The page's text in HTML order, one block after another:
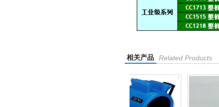
相关产品 Related Products